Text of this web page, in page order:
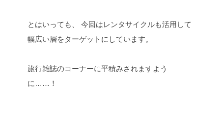
とはいっても、
今回はレンタサイクルも活用して
幅広い層をターゲットにしています。
旅行雑誌のコーナーに平積みされますよう
に……！